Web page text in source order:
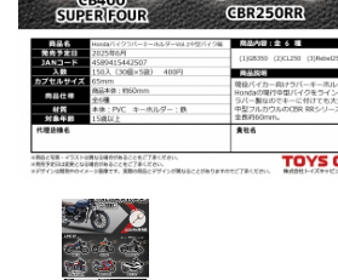
よくあるご質問
ご利用ガイド
06-6282-7659